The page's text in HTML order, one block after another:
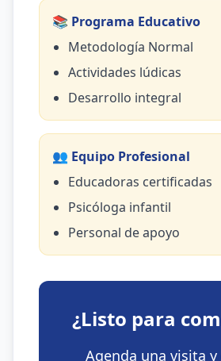
📚 Programa Educativo
Metodología Normal
Actividades lúdicas
Desarrollo integral
👥 Equipo Profesional
Educadoras certificadas
Psicóloga infantil
Personal de apoyo
¿Listo para
Agenda una visita